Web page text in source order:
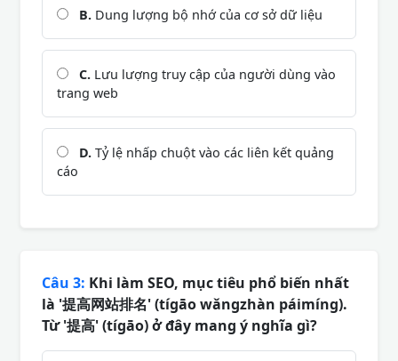
B. Dung lượng bộ nhớ của cơ sở dữ liệu
C. Lưu lượng truy cập của người dùng vào
trang web
D. Tỷ lệ nhấp chuột vào các liên kết quảng
cáo
Câu 3: Khi làm SEO, mục tiêu phổ biến nhất
là '提高网站排名' (tígāo wǎngzhàn páimíng).
Từ '提高' (tígāo) ở đây mang ý nghĩa gì?